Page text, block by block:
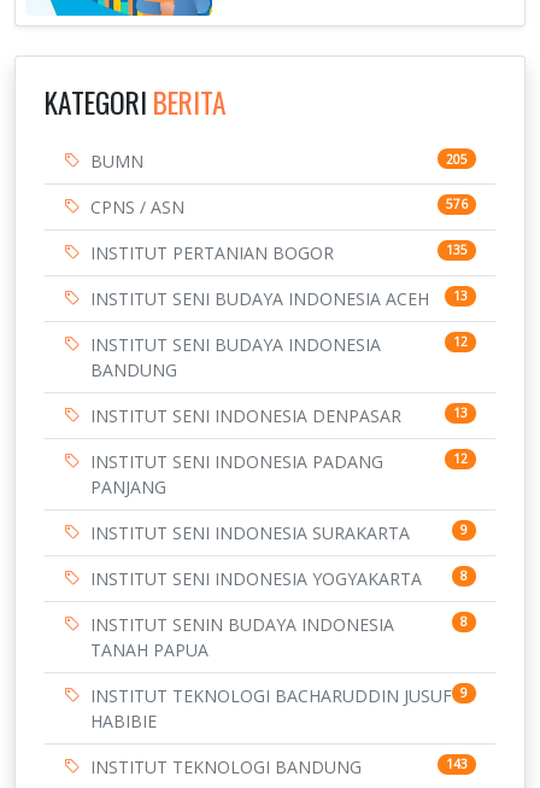
KATEGORI BERITA
BUMN 205
CPNS / ASN 576
INSTITUT PERTANIAN BOGOR 135
INSTITUT SENI BUDAYA INDONESIA ACEH 13
INSTITUT SENI BUDAYA INDONESIA
BANDUNG
12
INSTITUT SENI INDONESIA DENPASAR 13
INSTITUT SENI INDONESIA PADANG
PANJANG
12
INSTITUT SENI INDONESIA SURAKARTA 9
INSTITUT SENI INDONESIA YOGYAKARTA 8
INSTITUT SENIN BUDAYA INDONESIA
TANAH PAPUA
8
INSTITUT TEKNOLOGI BACHARUDDIN JUSUF
HABIBIE
9
INSTITUT TEKNOLOGI BANDUNG 143